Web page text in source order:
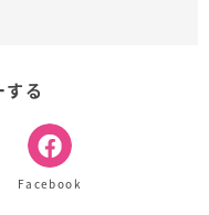
る
Facebook